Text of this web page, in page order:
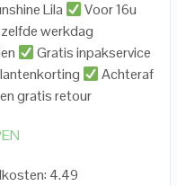
Lila
Voor 16u
werkdag
Gratis inpakservice
Achteraf
gratis retour
4.49